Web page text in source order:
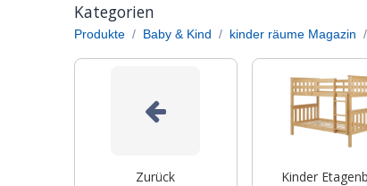
Kategorien
Produkte Baby & Kind kinder räume Magazin
Zurück Kinder